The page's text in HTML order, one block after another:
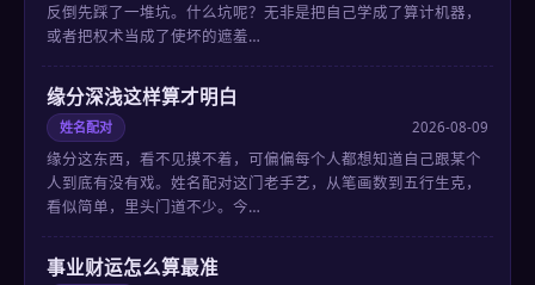
反倒先踩了一堆坑。什么坑呢？无非是把自己学成了算计机器，
或者把权术当成了使坏的遮羞…
缘分深浅这样算才明白
姓名配对 2026-08-09
缘分这东西，看不见摸不着，可偏偏每个人都想知道自己跟某个
人到底有没有戏。姓名配对这门老手艺，从笔画数到五行生克，
看似简单，里头门道不少。今…
事业财运怎么算最准